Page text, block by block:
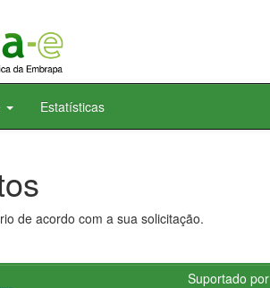
Estatísticas
de acordo com a sua solicitação.
Suportado por